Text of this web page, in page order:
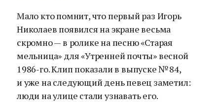
Мало кто помнит, что первый раз Игорь
Николаев появился на экране весьма
скромно — в ролике на песню «Старая
мельница» для «Утренней почты» весной
1986-го. Клип показали в выпуске № 84,
и уже на следующий день певец заметил:
люди на улице стали узнавать его.